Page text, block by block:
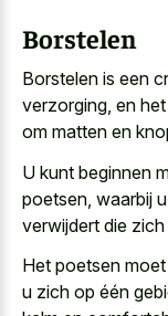
Borstelen
Borstelen is een
verzorging, en
om matten en
U kunt beginnen
poetsen, waarbij
verwijdert die
Het poetsen
u zich op één